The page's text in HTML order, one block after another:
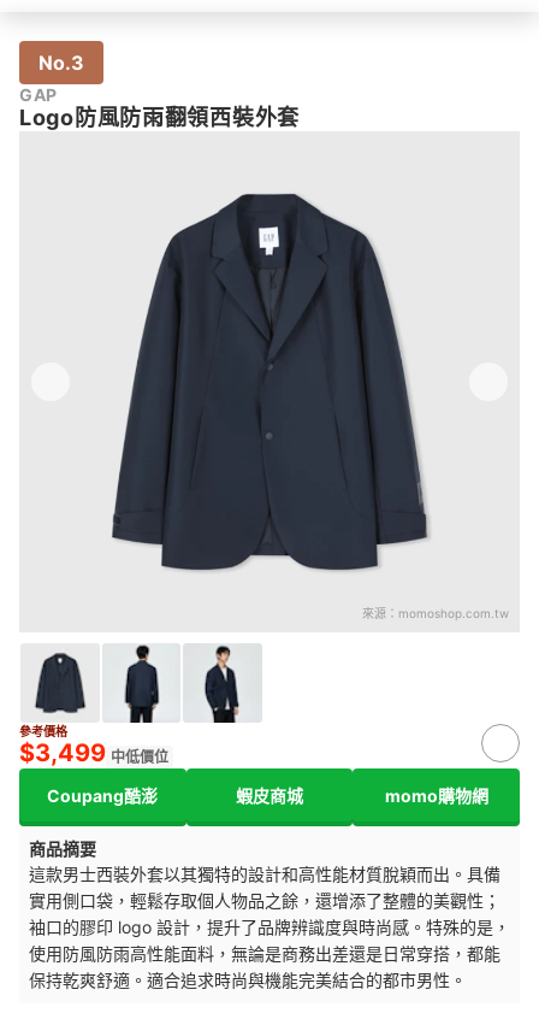
No.3
GAP
Logo防風防雨翻領西裝外套
來源： momoshop.com.tw
參考價格
$3,499 中低價位
Coupang酷澎 蝦皮商城 momo購物網
商品摘要
這款男士西裝外套以其獨特的設計和高性能材質脫穎而出。具備
實用側口袋，輕鬆存取個人物品之餘，還增添了整體的美觀性；
袖口的膠印 logo 設計，提升了品牌辨識度與時尚感。特殊的是，
使用防風防雨高性能面料，無論是商務出差還是日常穿搭，都能
保持乾爽舒適。適合追求時尚與機能完美結合的都市男性。